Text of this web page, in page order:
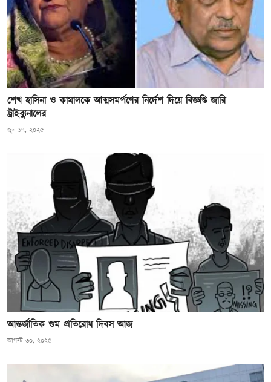
শেখ হাসিনা ও কামালকে আত্মসমর্পণের নির্দেশ দিয়ে বিজ্ঞপ্তি জারি
ট্রাইব্যুনালের
জুন ১৭, ২০২৫
আন্তর্জাতিক গুম প্রতিরোধ দিবস আজ
আগস্ট ৩০, ২০২৫